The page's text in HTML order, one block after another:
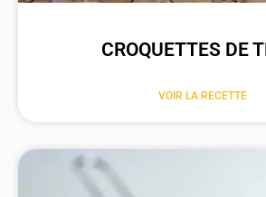
CROQUETTES DE
VOIR LA RECETTE